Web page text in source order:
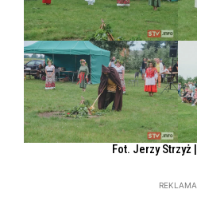
Fot. Jerzy Strzyż
REKLAMA